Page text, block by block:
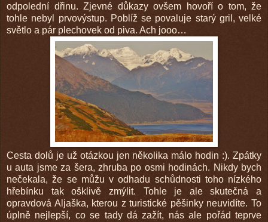
odpolední dřinu. Zjevné důkazy ovšem hovoří o tom, že
tohle nebyl prvovýstup. Poblíž se povaluje starý gril, velké
světlo a pár plechovek od piva. Ach jooo…
Cesta dolů je už otázkou jen několika málo hodin :). Zpátky
u auta jsme za šera, zhruba po osmi hodinách. Nikdy bych
nečekala, že se můžu v odhadu schůdnosti toho nízkého
hřebínku tak ošklivě zmýlit. Tohle je ale skutečná a
opravdová Aljaška, kterou z turistické pěšinky neuvidíte. To
úplně nejlepší, co se tady dá zažít, nás ale pořád teprve